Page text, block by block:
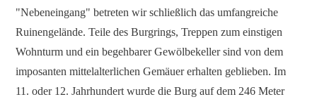
"Nebeneingang" betreten wir schließlich das umfangreiche
Ruinengelände. Teile des Burgrings, Treppen zum einstigen
Wohnturm und ein begehbarer Gewölbekeller sind von dem
imposanten mittelalterlichen Gemäuer erhalten geblieben. Im
11. oder 12. Jahrhundert wurde die Burg auf dem 246 Meter